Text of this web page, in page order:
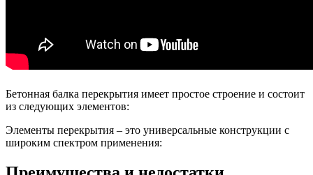
Бетонная балка перекрытия имеет простое строение и состоит
из следующих элементов:
Элементы перекрытия – это универсальные конструкции с
широким спектром применения: